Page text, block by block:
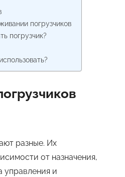
погрузчиков
погрузчик?
разные. Их
от назначения,
управления и